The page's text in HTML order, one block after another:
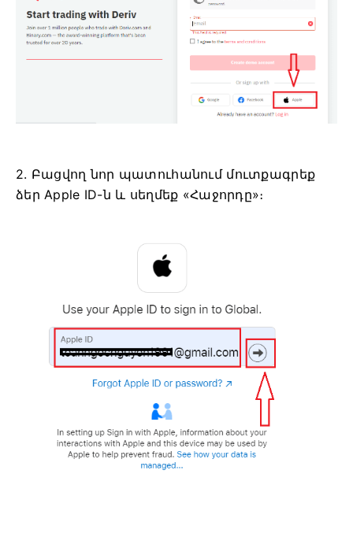
2. Բացվող նոր պատուհանում մուտքագրեք
ձեր Apple ID-ն և սեղմեք «Հաջորդը»։